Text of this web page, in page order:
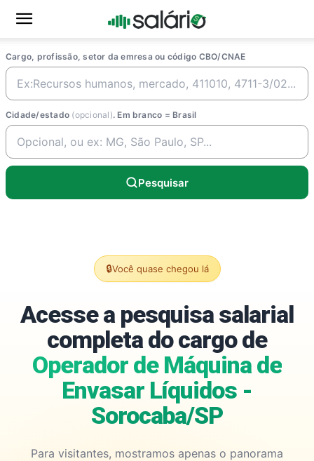
Cargo, profissão, setor da emresa ou código CBO/CNAE
Cidade/estado (opcional). Em branco = Brasil
Pesquisar
🔒Você quase chegou lá
Acesse a pesquisa salarial
completa do cargo de
Operador de Máquina de
Envasar Líquidos -
Sorocaba/SP
Para visitantes, mostramos apenas o panorama